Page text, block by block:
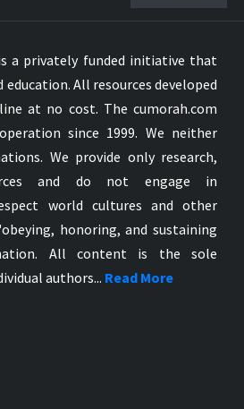
a privately funded initiative that
education. All resources developed
at no cost. The cumorah.com
since 1999. We neither
We provide only research,
and do not engage in
world cultures and other
honoring, and sustaining
All content is the sole
authors... Read More